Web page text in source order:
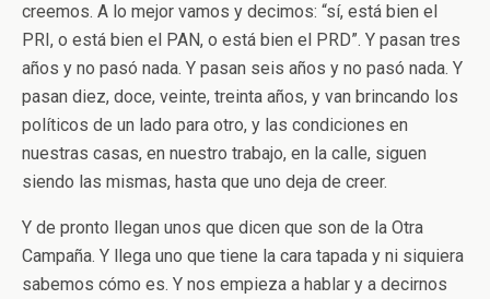
creemos. A lo mejor vamos y decimos: “sí, está bien el
PRI, o está bien el PAN, o está bien el PRD”. Y pasan tres
años y no pasó nada. Y pasan seis años y no pasó nada. Y
pasan diez, doce, veinte, treinta años, y van brincando los
políticos de un lado para otro, y las condiciones en
nuestras casas, en nuestro trabajo, en la calle, siguen
siendo las mismas, hasta que uno deja de creer.
Y de pronto llegan unos que dicen que son de la Otra
Campaña. Y llega uno que tiene la cara tapada y ni siquiera
sabemos cómo es. Y nos empieza a hablar y a decirnos